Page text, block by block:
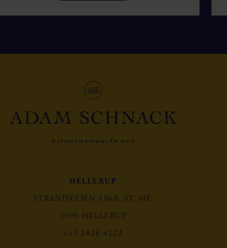
HELLERUP
STRANDVEJEN 136B, ST. MF.
2900 HELLERUP
+45 2826 4223